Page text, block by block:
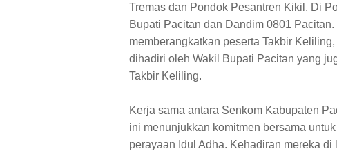
Tremas dan Pondok Pesantren Kikil. Di
Bupati Pacitan dan Dandim 0801
memberangkatkan peserta Takbir
dihadiri oleh Wakil Bupati Pacitan yang
Takbir Keliling.
Kerja sama antara Senkom Kabupaten
ini menunjukkan komitmen bersama
perayaan Idul Adha. Kehadiran mereka